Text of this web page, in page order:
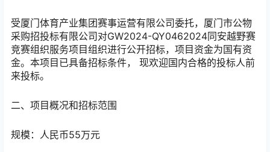
受厦门体育产业集团赛事运营有限公司委托， 厦门市公物
采购招投标有限公司对GW2024-QY0462024同安越野赛
竞赛组织服务项目组织进行公开招标，项目资金为国有资
金。本项目已具备招标条件， 现欢迎国内合格的投标人前
来投标。
二、项目概况和招标范围
规模： 人民币55万元